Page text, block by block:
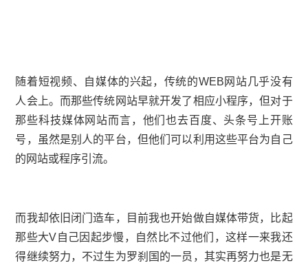
随着短视频、自媒体的兴起，传统的WEB网站几乎没有
人会上。而那些传统网站早就开发了相应小程序，但对于
那些科技媒体网站而言，他们也去百度、头条号上开账
号，虽然是别人的平台，但他们可以利用这些平台为自己
的网站或程序引流。
而我却依旧闭门造车，目前我也开始做自媒体带货，比起
那些大V自己因起步慢，自然比不过他们，这样一来我还
得继续努力，不过生为罗刹国的一员，其实再努力也是无